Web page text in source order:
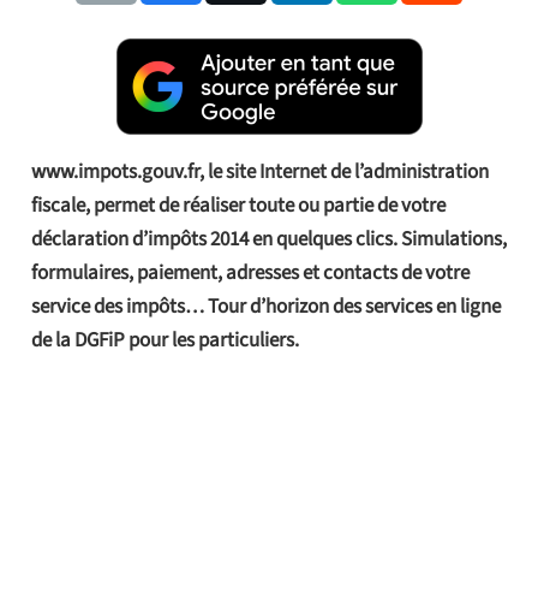
www.impots.gouv.fr, le site Internet de l’administration
fiscale, permet de réaliser toute ou partie de votre
déclaration d’impôts 2014 en quelques clics. Simulations,
formulaires, paiement, adresses et contacts de votre
service des impôts… Tour d’horizon des services en ligne
de la DGFiP pour les particuliers.